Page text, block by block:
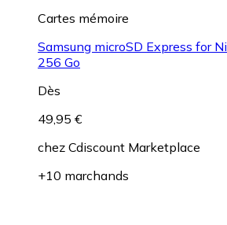
Cartes mémoire
Samsung microSD Express for
256 Go
Dès
49,95 €
chez Cdiscount Marketplace
+10 marchands